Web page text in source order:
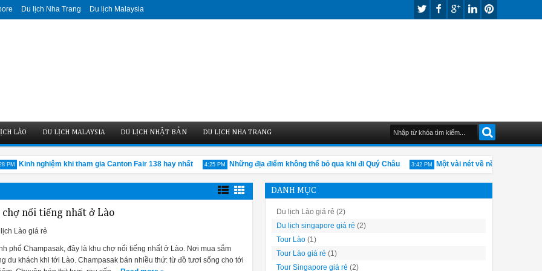
Du lịch Nha Trang Du lịch Malaysia
LÀO DU LỊCH MALAYSIA DU LỊCH NHẬT BẢN DU LỊCH NHA TRANG
PM Kinh nghiệm khi tham gia Canton Fair 138 hay nhất 4:25 PM Những địa điểm không thể bỏ qua khi đi Quý Châu 3:42 PM Một vài nét về nền kinh tế của
nổi tiếng nhất ở Lào
lịch Lào giá rẻ
phố Champasak, đây là khu chợ nổi tiếng nhất ở Lào. Nơi mua sắm
du khách khi tới Lào. Champasak bán nhiều thứ: từ đồ tươi sống cho tới
DANH MỤC
Du lịch Lào giá rẻ (2)
Du lịch singapore giá rẻ (2)
Tour Lào (1)
Tour Lào giá rẻ (1)
Tour Singapore giá rẻ (2)